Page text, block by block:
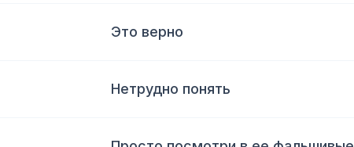
Это верно
Нетрудно понять